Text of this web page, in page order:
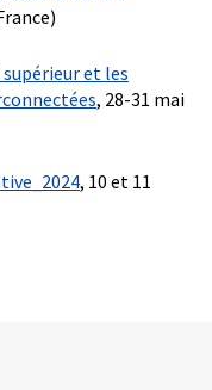
et les
, 28-31 mai
, 10 et 11